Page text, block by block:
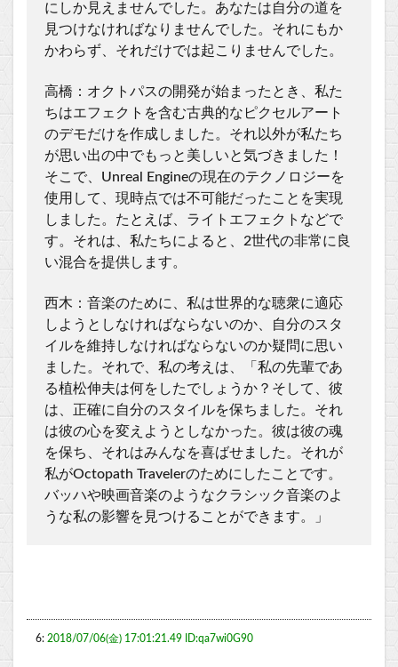
にしか見えませんでした。あなたは自分の道を
見つけなければなりませんでした。それにもか
かわらず、それだけでは起こりませんでした。
高橋：オクトパスの開発が始まったとき、私た
ちはエフェクトを含む古典的なピクセルアート
のデモだけを作成しました。それ以外が私たち
が思い出の中でもっと美しいと気づきました！
そこで、Unreal Engineの現在のテクノロジーを
使用して、現時点では不可能だったことを実現
しました。たとえば、ライトエフェクトなどで
す。それは、私たちによると、2世代の非常に良
い混合を提供します。
西木：音楽のために、私は世界的な聴衆に適応
しようとしなければならないのか、自分のスタ
イルを維持しなければならないのか疑問に思い
ました。それで、私の考えは、「私の先輩であ
る植松伸夫は何をしたでしょうか？そして、彼
は、正確に自分のスタイルを保ちました。それ
は彼の心を変えようとしなかった。彼は彼の魂
を保ち、それはみんなを喜ばせました。それが
私がOctopath Travelerのためにしたことです。
バッハや映画音楽のようなクラシック音楽のよ
うな私の影響を見つけることができます。」
6: 2018/07/06(金) 17:01:21.49 ID:qa7wi0G90